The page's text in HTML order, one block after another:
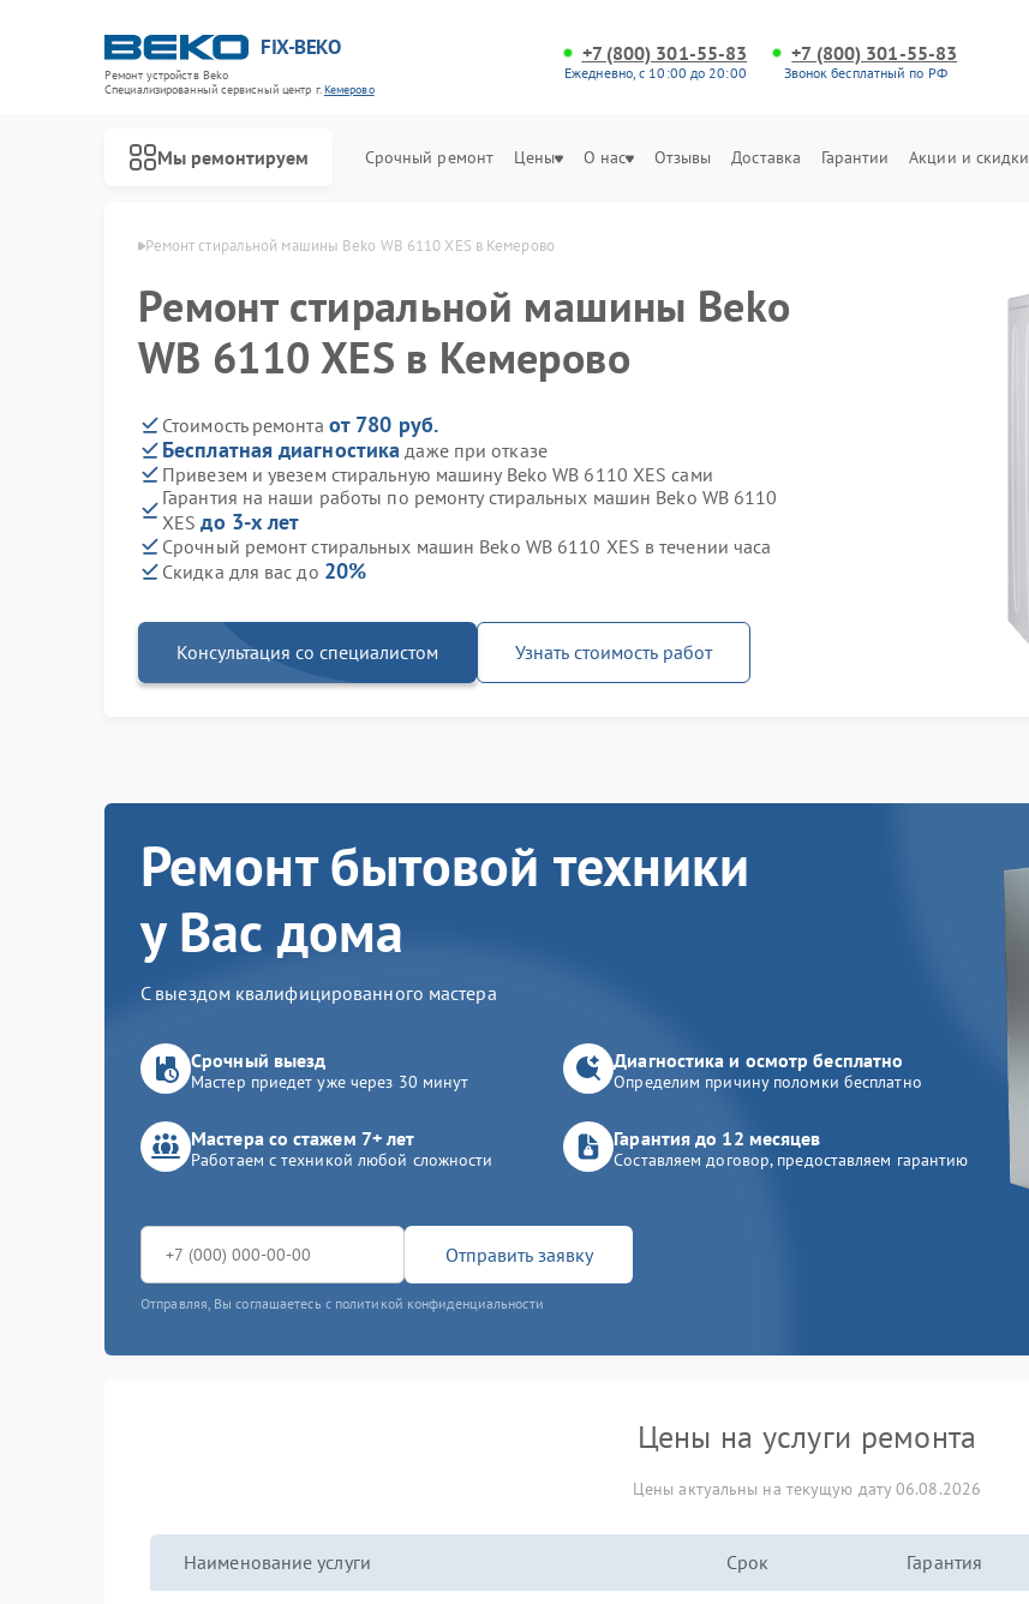
FIX-BEKO
Ремонт устройств Beko
Специализированный cервисный центр г.Кемерово
+7 (800) 301-55-83
Ежедневно, с 10:00 до 20:00
+7 (800) 301-55-83
Звонок бесплатный по РФ
Мы ремонтируем Срочный ремонт Цены О нас Отзывы Доставка Гарантии Акции и скидки
Ремонт стиральной машины Beko WB 6110 XES в Кемерово
Ремонт стиральной машины Beko
WB 6110 XES в Кемерово
Стоимость ремонта от 780 руб.
Бесплатная диагностика даже при отказе
Привезем и увезем стиральную машину Beko WB 6110 XES сами
Гарантия на наши работы по ремонту стиральных машин Beko WB 6110
XESдо 3-х лет
Срочный ремонт стиральных машин Beko WB 6110 XES в течении часа
Скидка для вас до 20%
Консультация со специалистом Узнать стоимость работ
Ремонт бытовой техники
у Вас дома
С выездом квалифицированного мастера
Срочный выезд
Мастер приедет уже через 30 минут
Диагностика и осмотр бесплатно
Определим причину поломки бесплатно
Мастера со стажем 7+ лет
Работаем с техникой любой сложности
Гарантия до 12 месяцев
Составляем договор, предоставляем гарантию
Отправить заявку
Отправляя, Вы соглашаетесь с политикой конфиденциальности
Цены на услуги ремонта
Цены актуальны на текущую дату 06.08.2026
Наименование услуги Срок Гарантия